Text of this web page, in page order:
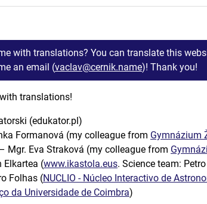
with translations? You can translate this
an email (vaclav@cernik.name)! Thank you!
translations!
(edukator.pl)
Formanová (my colleague from Gymnázium
Mgr. Eva Straková (my colleague from
Elkartea (www.ikastola.eus. Science team:
Folhas (NUCLIO - Núcleo Interactivo de
da Universidade de Coimbra)